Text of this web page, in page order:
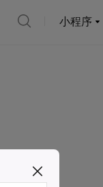
小程序